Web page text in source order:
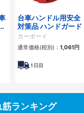
台車ハンドル用安全
対策品 ハンドガード
カーボーイ
通常価格(税別)： 1,061円
1 日目
ランキング